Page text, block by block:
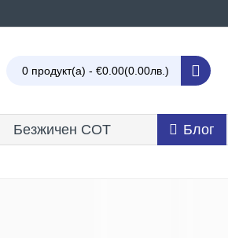
0 продукт(а) - €0.00(0.00лв.)
Безжичен СОТ Блог